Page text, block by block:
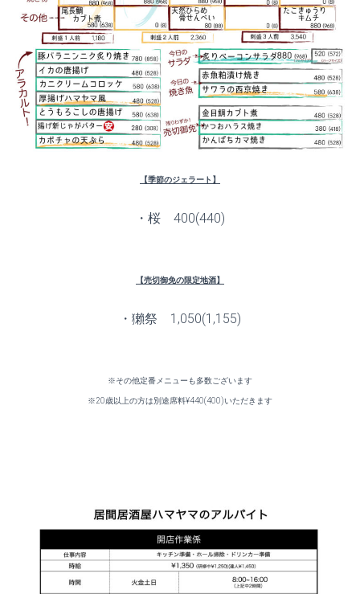
【季節のジェラート】
・桜 400(440)
【売切御免の限定地酒】
・獺祭 1,050(1,155)
※その他定番メニューも多数ございます
※20歳以上の方は別途席料¥440(400)いただきます